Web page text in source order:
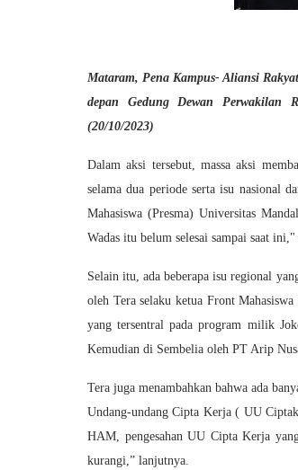
Mataram, Pena Kampus- Aliansi
depan Gedung Dewan Perwakilan
(20/10/2023)
Dalam aksi tersebut, massa aksi
selama dua periode serta isu nasional
Mahasiswa (Presma) Universitas
Wadas itu belum selesai sampai saat
Selain itu, ada beberapa isu regional
oleh Tera selaku ketua Front
yang tersentral pada program milik
Kemudian di Sembelia oleh PT Arip
Tera juga menambahkan bahwa ada
Undang-undang Cipta Kerja ( UU
HAM, pengesahan UU Cipta Kerja
kurangi,” lanjutnya.